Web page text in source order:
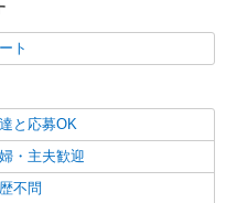
フ（接客・調理・清掃な
〜翌5:00：時給1,375円 ※
※早朝手当（5:00〜9:00）時給
ト
と応募OK
・主夫歓迎
不問